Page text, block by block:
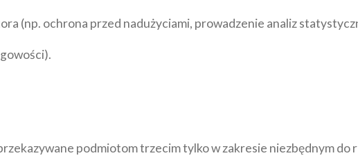
(np. ochrona przed nadużyciami, prowadzenie analiz
podmiotom trzecim tylko w zakresie niezbędnym do